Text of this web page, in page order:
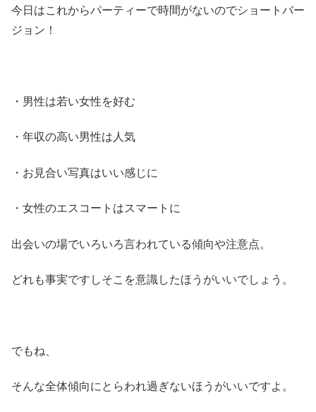
今日はこれからパーティーで時間がないのでショートバー
ジョン！
・男性は若い女性を好む
・年収の高い男性は人気
・お見合い写真はいい感じに
・女性のエスコートはスマートに
出会いの場でいろいろ言われている傾向や注意点。
どれも事実ですしそこを意識したほうがいいでしょう。
でもね、
そんな全体傾向にとらわれ過ぎないほうがいいですよ。